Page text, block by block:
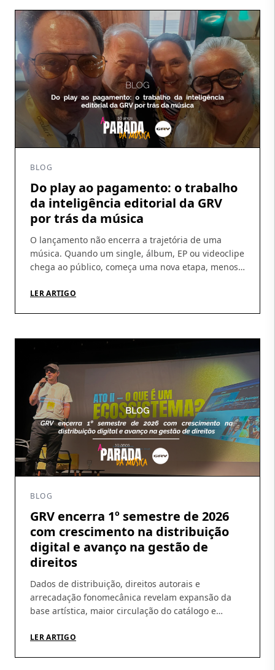
BLOG
Do play ao pagamento: o trabalho
da inteligência editorial da GRV
por trás da música
O lançamento não encerra a trajetória de uma
música. Quando um single, álbum, EP ou videoclipe
chega ao público, começa uma nova etapa, menos
circulação das obras, identificar utilizações, conferir
LER ARTIGO
BLOG
GRV encerra 1º semestre de 2026
com crescimento na distribuição
digital e avanço na gestão de
direitos
Dados de distribuição, direitos autorais e
arrecadação fonomecânica revelam expansão da
base artística, maior circulação do catálogo e
primeiro semestre de 2026 ajudam a revelar um
LER ARTIGO